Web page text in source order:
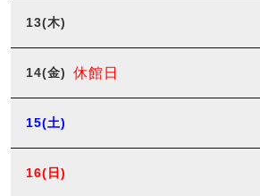
13(木)
14(金) 休館日
15(土)
16(日)